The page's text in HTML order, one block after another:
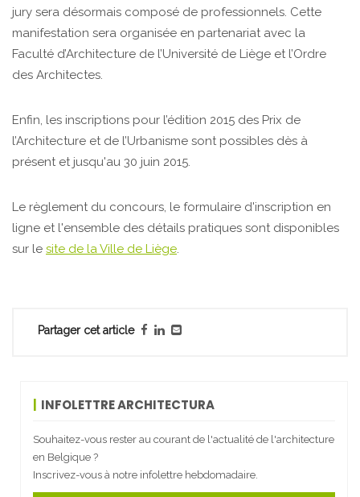
jury sera désormais composé de professionnels. Cette
manifestation sera organisée en partenariat avec la
Faculté d’Architecture de l’Université de Liège et l’Ordre
des Architectes.
Enfin, les inscriptions pour l’édition 2015 des Prix de
l’Architecture et de l’Urbanisme sont possibles dès à
présent et jusqu'au 30 juin 2015.
Le règlement du concours, le formulaire d'inscription en
ligne et l'ensemble des détails pratiques sont disponibles
sur le site de la Ville de Liège.
Partager cet article
INFOLETTRE ARCHITECTURA
Souhaitez-vous rester au courant de l'actualité de l'architecture
en Belgique ?
Inscrivez-vous à notre infolettre hebdomadaire.